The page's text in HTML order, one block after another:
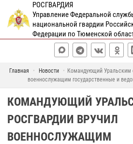
РОСГВАРДИЯ
Управление Федеральной
национальной гвардии
Федерации по Тюменской
Главная Новости
Командующий Уральским
военнослужащим государственные и
КОМАНДУЮЩИЙ
РОСГВАРДИИ ВРУЧИЛ
ВОЕННОСЛУЖАЩИМ